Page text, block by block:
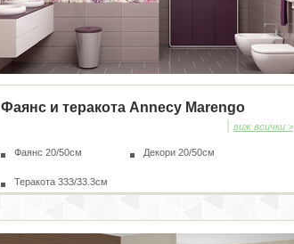
Фаянс и теракота Annecy Marengo
виж всички >
Фаянс 20/50см Декори 20/50см
Теракота 333/33.3см